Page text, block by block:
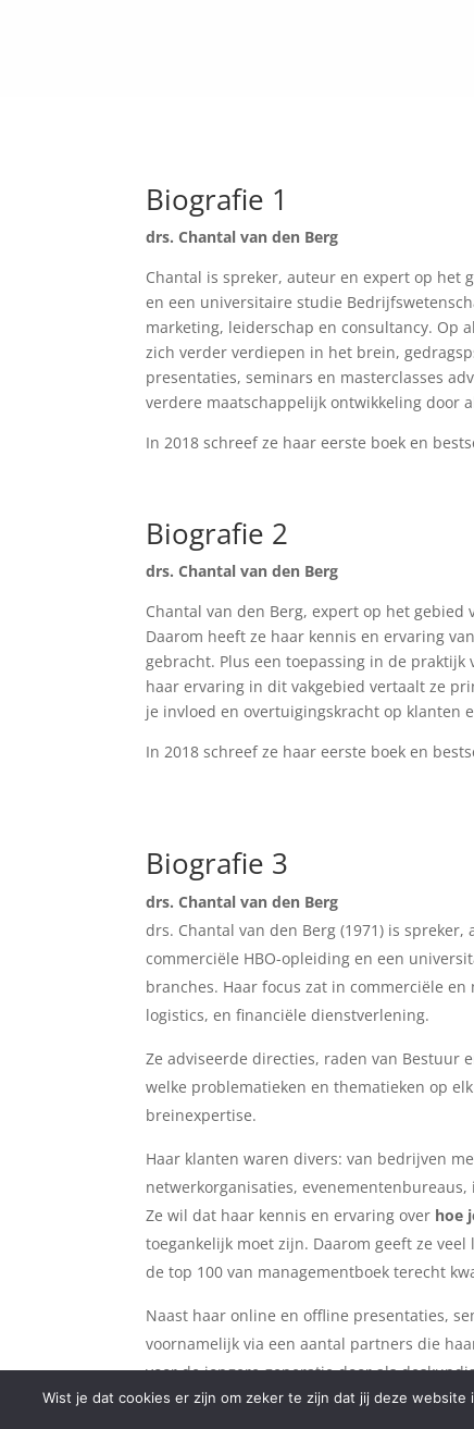
Biografie 1
drs. Chantal van den Berg
Chantal is spreker, auteur en expert op het
en een universitaire studie
marketing, leiderschap en consultancy. Op
zich verder verdiepen in het brein,
presentaties, seminars en masterclasses
verdere maatschappelijk ontwikkeling door
In 2018 schreef ze haar eerste boek en
Biografie 2
drs. Chantal van den Berg
Chantal van den Berg, expert op het
Daarom heeft ze haar kennis en ervaring
gebracht. Plus een toepassing in de
haar ervaring in dit vakgebied vertaalt ze
je invloed en overtuigingskracht op klanten
In 2018 schreef ze haar eerste boek en
Biografie 3
drs. Chantal van den Berg
drs. Chantal van den Berg (1971) is
commerciële HBO-opleiding en een
branches. Haar focus zat in commerciële
logistics, en financiële dienstverlening.
Ze adviseerde directies, raden van Bestuur
welke problematieken en thematieken op
breinexpertise.
Haar klanten waren divers: van bedrijven
netwerkorganisaties,
Ze wil dat haar kennis en ervaring over hoe
toegankelijk moet zijn. Daarom geeft ze
de top 100 van managementboek terecht
Naast haar online en offline presentaties,
voornamelijk via een aantal partners die
voor de jongere generatie door als
Wist je dat cookies er zijn om zeker te zijn dat jij deze